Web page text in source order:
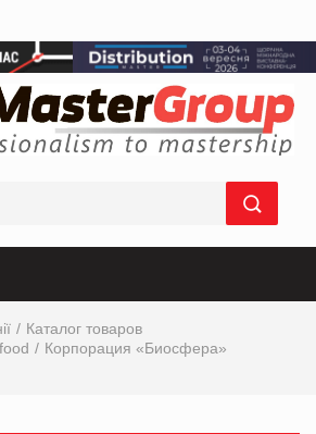
Каталог товаров
Корпорация «Биосфера»